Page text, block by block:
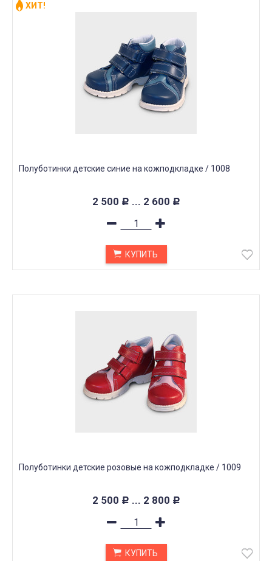
Полуботинки детские синие на кожподкладке / 1008
2 500 Р ... 2 600 Р
КУПИТЬ
ХИТ!
Полуботинки детские розовые на кожподкладке / 1009
2 500 Р ... 2 800 Р
КУПИТЬ